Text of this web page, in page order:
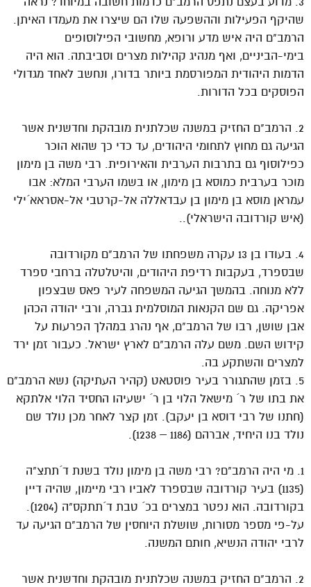
שהיקף הפעילות וההשפעה שלו הם שיצרו את מעמדו האיתן.
הרמב"ם היה איש מדע ורופא, מחשובי הפילוסופים
בימי-הביניים, ואף מנהיג קהילות מצרים וסביבתה. הוא היה
הדמות היהודית המפורסמת ביותר בדורו, ונחשב לאחד מגדולי
הפוסקים בכל הדורות.
2. הרמב"ם החזיק במשנה שכלתנית מובהקת וחדשנית אשר
הגיעה גם מחוץ לתחומי היהודים, עד כדי כך שהוא הוכר
כפילוסוף גם בתרבות הערבית והאירופית. רבי משה בן מימון
מוכר בערבית כמוסא בן מימון, או בשמו הערבי המלא: אבו
עמראן‏ מוסא בן מימון בן עבדאללה אל-קרטבי אל-אסראא´ילי
(איש קורדובה הישראלי)..
4. בעודו בן 13 עקרה משפחתו של הרמב"ם מקורדובה
שבספרד, בעקבות רדיפת היהודים, והיטלטלה ברחבי ספרד
ללא מנוחה. בהמשך הגיעה המשפחה לעיר פאס שבצפון
אפריקה. גם שם הקנאות המוסלמית גברה, ורבי יהודה הכהן
אבן שושן, רבו של הרמב"ם, אף נהרג במהלך הפרעות על
קידוש השם. משם עלה הרמב"ם לארץ ישראל. כעבור זמן ירד
למצרים והשתקע בה.
5. בזמן שהתגורר בעיר פוסטאט (קהיר העתיקה) נשא הרמב"ם
את בתו של ר´ מישאל הלוי בן ר´ ישעיהו החסיד הלוי אלתקא
(חתנו של רבי דוסא בן יעקב). זמן קצר לאחר מכן נולד שם
נולד בנו היחיד, אברהם (1186 – 1238).
1. מי היה הרמב"ם? רבי משה בן מימון נולד בשנת ד´תתצ"ה
(1135) בעיר קורדובה שבספרד לאביו רבי מיימון, שהיה דיין
בקורדובה. הוא נפטר במצרים בכ´ טבת ד´תתקס"ה (1204).
על-פי מספר מסורות, שושלת היוחסין של הרמב"ם הגיעה עד
לרבי יהודה הנשיא, חותם המשנה.
2. הרמב"ם החזיק במשנה שכלתנית מובהקת וחדשנית אשר